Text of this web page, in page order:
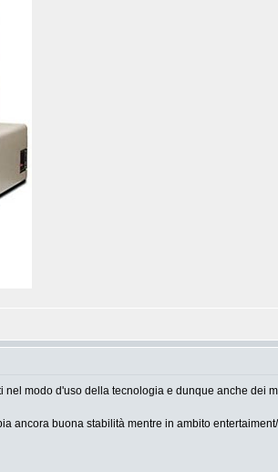
modo d'uso della tecnologia e dunque anche dei
ancora buona stabilità mentre in ambito